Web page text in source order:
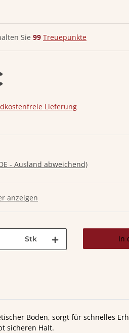
Sie 99 Treuepunkte
Lieferung
- Ausland abweichend)
anzeigen
Stk In
Boden, sorgt für schnelles
sicheren Halt.